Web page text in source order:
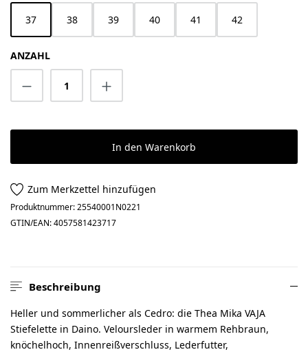
37 38 39 40 41 42
ANZAHL
Produkt Anzahl: Gib den gewünschten
In den Warenkorb
Zum Merkzettel hinzufügen
Produktnummer:25540001N0221
GTIN/EAN:4057581423717
Beschreibung
Heller und sommerlicher als Cedro: die Thea Mika VAJA
Stiefelette in Daino. Veloursleder in warmem Rehbraun,
knöchelhoch, Innenreißverschluss, Lederfutter,